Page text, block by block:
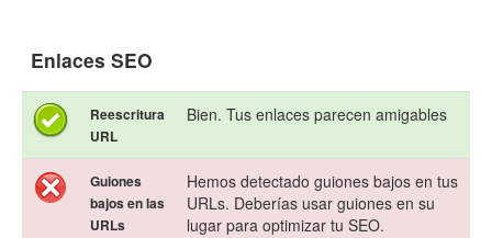
Enlaces SEO
Reescritura
URL
Bien. Tus enlaces parecen amigables
Guiones
bajos en las
URLs
Hemos detectado guiones bajos en tus
URLs. Deberías usar guiones en su
lugar para optimizar tu SEO.